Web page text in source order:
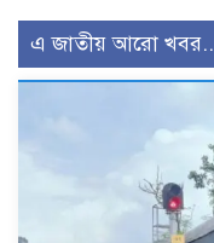
এ জাতীয় আরো খবর..